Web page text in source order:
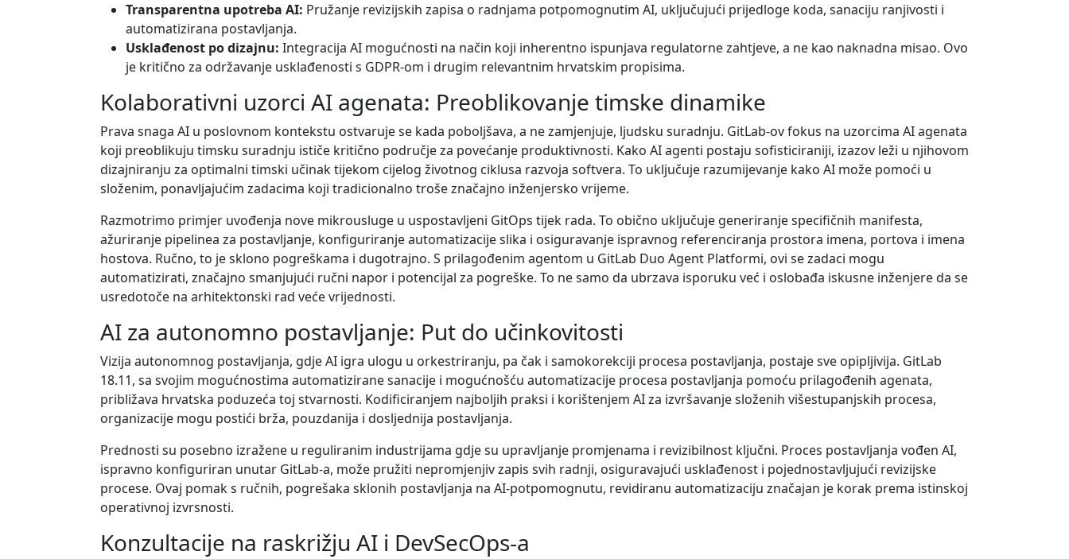
Transparentna upotreba AI: Pružanje revizijskih zapisa o radnjama potpomognutim AI, uključujući prijedloge koda, sanaciju ranjivosti i
automatizirana postavljanja.
Usklađenost po dizajnu: Integracija AI mogućnosti na način koji inherentno ispunjava regulatorne zahtjeve, a ne kao naknadna misao. Ovo
je kritično za održavanje usklađenosti s GDPR-om i drugim relevantnim hrvatskim propisima.
Kolaborativni uzorci AI agenata: Preoblikovanje timske dinamike
Prava snaga AI u poslovnom kontekstu ostvaruje se kada poboljšava, a ne zamjenjuje, ljudsku suradnju. GitLab-ov fokus na uzorcima AI agenata
koji preoblikuju timsku suradnju ističe kritično područje za povećanje produktivnosti. Kako AI agenti postaju sofisticiraniji, izazov leži u njihovom
dizajniranju za optimalni timski učinak tijekom cijelog životnog ciklusa razvoja softvera. To uključuje razumijevanje kako AI može pomoći u
složenim, ponavljajućim zadacima koji tradicionalno troše značajno inženjersko vrijeme.
Razmotrimo primjer uvođenja nove mikrousluge u uspostavljeni GitOps tijek rada. To obično uključuje generiranje specifičnih manifesta,
ažuriranje pipelinea za postavljanje, konfiguriranje automatizacije slika i osiguravanje ispravnog referenciranja prostora imena, portova i imena
hostova. Ručno, to je sklono pogreškama i dugotrajno. S prilagođenim agentom u GitLab Duo Agent Platformi, ovi se zadaci mogu
automatizirati, značajno smanjujući ručni napor i potencijal za pogreške. To ne samo da ubrzava isporuku već i oslobađa iskusne inženjere da se
usredotoče na arhitektonski rad veće vrijednosti.
AI za autonomno postavljanje: Put do učinkovitosti
Vizija autonomnog postavljanja, gdje AI igra ulogu u orkestriranju, pa čak i samokorekciji procesa postavljanja, postaje sve opipljivija. GitLab
18.11, sa svojim mogućnostima automatizirane sanacije i mogućnošću automatizacije procesa postavljanja pomoću prilagođenih agenata,
približava hrvatska poduzeća toj stvarnosti. Kodificiranjem najboljih praksi i korištenjem AI za izvršavanje složenih višestupanjskih procesa,
organizacije mogu postići brža, pouzdanija i dosljednija postavljanja.
Prednosti su posebno izražene u reguliranim industrijama gdje su upravljanje promjenama i revizibilnost ključni. Proces postavljanja vođen AI,
ispravno konfiguriran unutar GitLab-a, može pružiti nepromjenjiv zapis svih radnji, osiguravajući usklađenost i pojednostavljujući revizijske
procese. Ovaj pomak s ručnih, pogrešaka sklonih postavljanja na AI-potpomognutu, revidiranu automatizaciju značajan je korak prema istinskoj
operativnoj izvrsnosti.
Konzultacije na raskrižju AI i DevSecOps-a